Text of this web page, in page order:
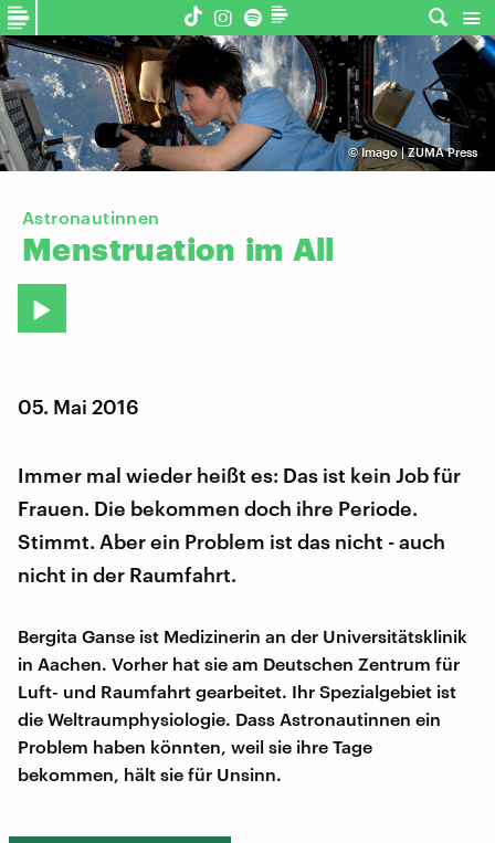
©Imago | ZUMA Press
Astronautinnen
Menstruation im All
05. Mai 2016
Immer mal wieder heißt es: Das ist kein Job für
Frauen. Die bekommen doch ihre Periode.
Stimmt. Aber ein Problem ist das nicht - auch
nicht in der Raumfahrt.
Bergita Ganse ist Medizinerin an der Universitätsklinik
in Aachen. Vorher hat sie am Deutschen Zentrum für
Luft- und Raumfahrt gearbeitet. Ihr Spezialgebiet ist
die Weltraumphysiologie. Dass Astronautinnen ein
Problem haben könnten, weil sie ihre Tage
bekommen, hält sie für Unsinn.